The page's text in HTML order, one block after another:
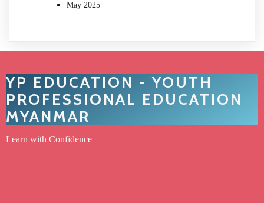
May 2025
YP EDUCATION - YOUTH
PROFESSIONAL EDUCATION
MYANMAR
Learn with Confidence